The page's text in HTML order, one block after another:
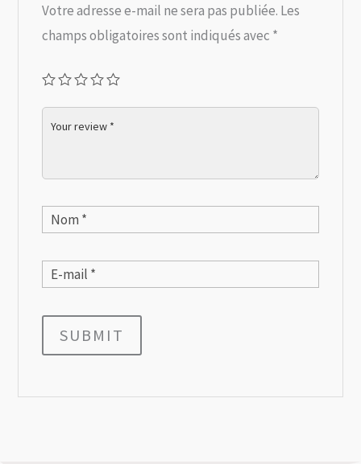
Votre adresse e-mail ne sera pas publiée. Les
champs obligatoires sont indiqués avec *
SUBMIT